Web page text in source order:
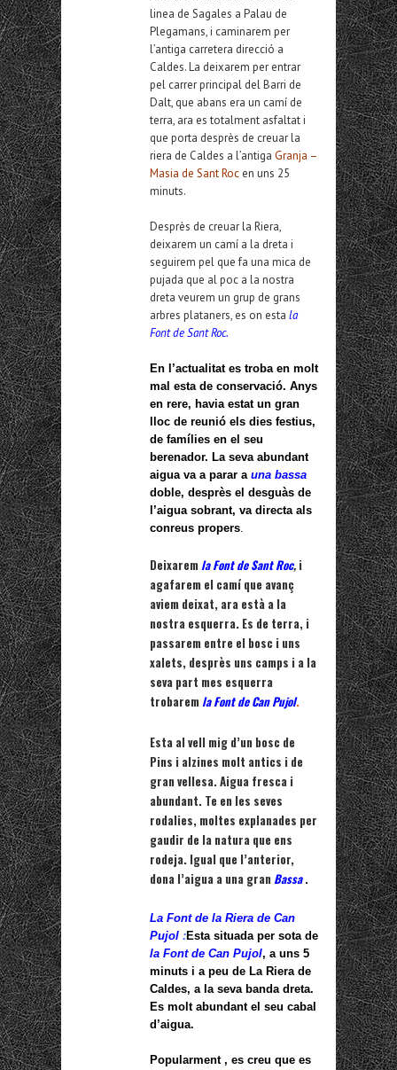
linea de Sagales a Palau de
Plegamans, i caminarem per
l’antiga carretera direcció a
Caldes. La deixarem per entrar
pel carrer principal del Barri de
Dalt, que abans era un camí de
terra, ara es totalment asfaltat i
que porta desprès de creuar la
riera de Caldes a l’antiga Granja –
Masia de Sant Roc en uns 25
minuts.
Desprès de creuar la Riera,
deixarem un camí a la dreta i
seguirem pel que fa una mica de
pujada que al poc a la nostra
dreta veurem un grup de grans
arbres plataners, es on esta la
Font de Sant Roc.
En l’actualitat es troba en molt
mal esta de conservació. Anys
en rere, havia estat un gran
lloc de reunió els dies festius,
de famílies en el seu
berenador. La seva abundant
aigua va a parar a una bassa
doble, desprès el desguàs de
l’aigua sobrant, va directa als
conreus propers.
Deixarem la Font de Sant Roc, i
agafarem el camí que avanç
aviem deixat, ara està a la
nostra esquerra. Es de terra, i
passarem entre el bosc i uns
xalets, desprès uns camps i a la
seva part mes esquerra
trobarem la Font de Can Pujol.
Esta al vell mig d’un bosc de
Pins i alzines molt antics i de
gran vellesa. Aigua fresca i
abundant. Te en les seves
rodalies, moltes explanades per
gaudir de la natura que ens
rodeja. Igual que l’anterior,
dona l’aigua a una gran Bassa.
La Font de la Riera de Can
Pujol :Esta situada per sota de
la Font de Can Pujol, a uns 5
minuts i a peu de La Riera de
Caldes, a la seva banda dreta.
Es molt abundant el seu cabal
d’aigua.
Popularment , es creu que es